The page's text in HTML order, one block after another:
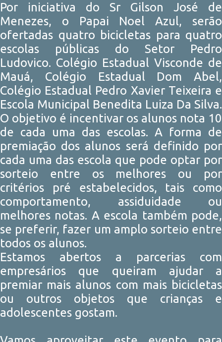
Por iniciativa do Sr Gilson José de
Menezes, o Papai Noel Azul, serão
ofertadas quatro bicicletas para quatro
escolas públicas do Setor Pedro
Ludovico. Colégio Estadual Visconde de
Mauá, Colégio Estadual Dom Abel,
Colégio Estadual Pedro Xavier Teixeira e
Escola Municipal Benedita Luiza Da Silva.
O objetivo é incentivar os alunos nota 10
de cada uma das escolas. A forma de
premiação dos alunos será definido por
cada uma das escola que pode optar por
sorteio entre os melhores ou por
critérios pré estabelecidos, tais como
comportamento, assiduidade ou
melhores notas. A escola também pode,
se preferir, fazer um amplo sorteio entre
todos os alunos.
Estamos abertos a parcerias com
empresários que queiram ajudar a
premiar mais alunos com mais bicicletas
ou outros objetos que crianças e
adolescentes gostam.